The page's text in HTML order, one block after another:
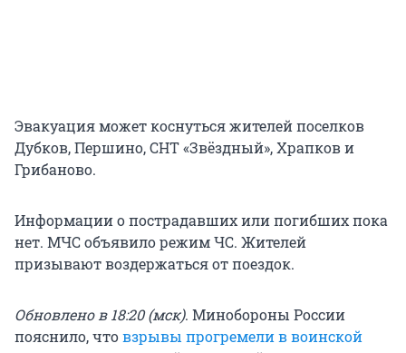
Эвакуация может коснуться жителей поселков
Дубков, Першино, СНТ «Звёздный», Храпков и
Грибаново.
Информации о пострадавших или погибших пока
нет. МЧС объявило режим ЧС. Жителей
призывают воздержаться от поездок.
Обновлено в 18:20 (мск). Минобороны России
пояснило, чтовзрывы прогремели в воинской